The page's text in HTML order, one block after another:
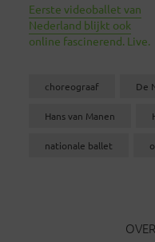
Eerste videoballet van
Nederland blijkt ook
online fascinerend. Live.
choreograaf De
Hans van Manen
nationale ballet